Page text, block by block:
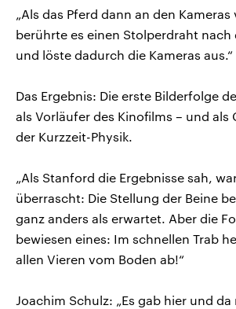
„Als das Pferd dann an den
berührte es einen Stolperdraht nach
und löste dadurch die Kameras aus.“
Das Ergebnis: Die erste Bilderfolge
als Vorläufer des Kinofilms – und als
der Kurzzeit-Physik.
„Als Stanford die Ergebnisse sah,
überrascht: Die Stellung der Beine
ganz anders als erwartet. Aber die
bewiesen eines: Im schnellen Trab
allen Vieren vom Boden ab!“
Joachim Schulz: „Es gab hier und da